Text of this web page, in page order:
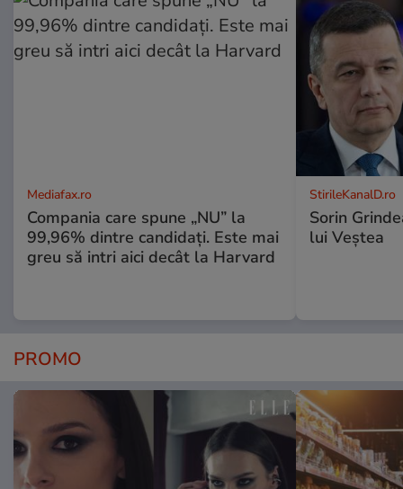
Mediafax.ro
Compania care spune „NU” la
99,96% dintre candidați. Este mai
greu să intri aici decât la Harvard
StirileKanalD.ro
Sorin
lui Veștea
PROMO